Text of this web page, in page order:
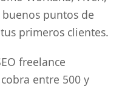
puntos de
primeros clientes.
freelance
entre 500 y